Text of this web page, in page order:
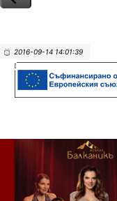
2016-09-14 14:01:39